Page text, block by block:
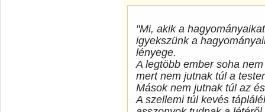
"Mi, akik a
igyekszünk a
lényege.
A legtöbb ember soha
mert nem jutnak túl a
Mások nem jutnak túl az
A szellemi túl kevés